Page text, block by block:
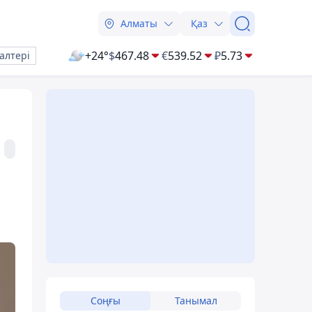
Алматы Қаз
+24°$467.48 €539.52 ₽5.73
Соңғы Танымал